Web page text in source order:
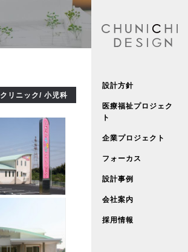
設計方針
医療福祉プロジェク
ト
企業プロジェクト
フォーカス
設計事例
会社案内
採用情報
クリニック/ 小児科